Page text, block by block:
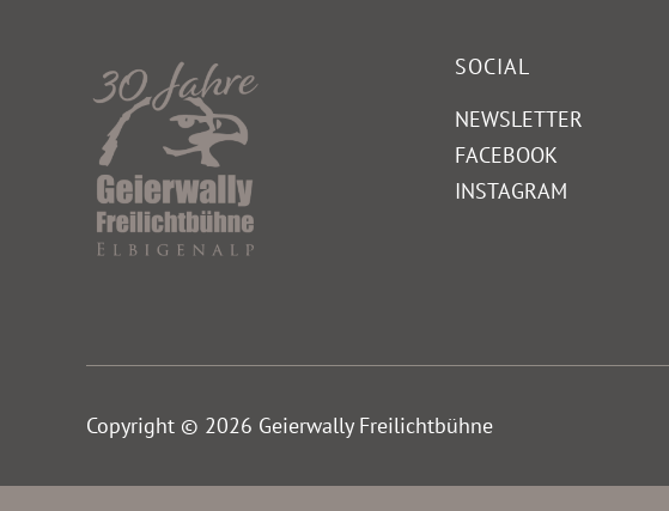
SOCIAL
NEWSLETTER
FACEBOOK
INSTAGRAM
Copyright © 2026 Geierwally Freilichtbühne